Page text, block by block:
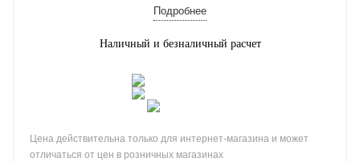
Подробнее
Наличный и безналичный расчет
Цена действительна только для интернет-магазина и может
отличаться от цен в розничных магазинах